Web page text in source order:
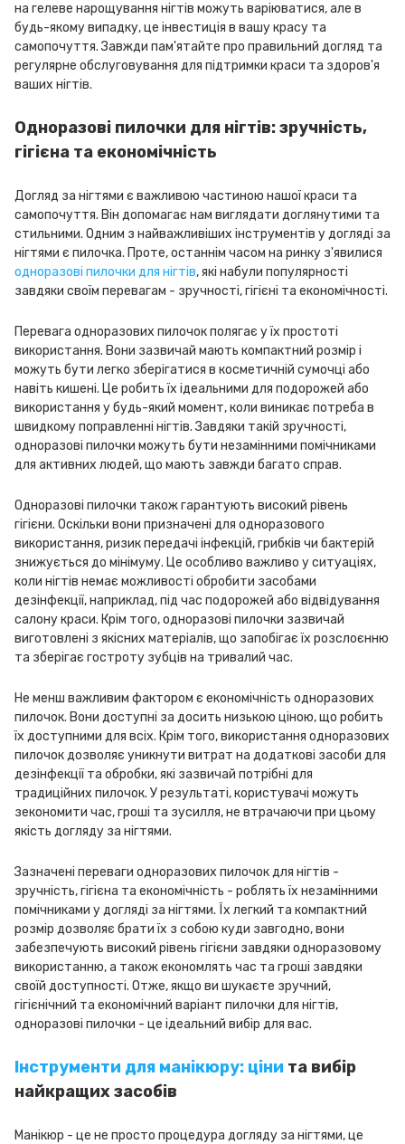
на гелеве нарощування нігтів можуть варіюватися, але в
будь-якому випадку, це інвестиція в вашу красу та
самопочуття. Завжди пам'ятайте про правильний догляд та
регулярне обслуговування для підтримки краси та здоров'я
ваших нігтів.
Одноразові пилочки для нігтів: зручність,
гігієна та економічність
Догляд за нігтями є важливою частиною нашої краси та
самопочуття. Він допомагає нам виглядати доглянутими та
стильними. Одним з найважливіших інструментів у догляді за
нігтями є пилочка. Проте, останнім часом на ринку з'явилися
одноразові пилочки для нігтів, які набули популярності
завдяки своїм перевагам - зручності, гігієні та економічності.
Перевага одноразових пилочок полягає у їх простоті
використання. Вони зазвичай мають компактний розмір і
можуть бути легко зберігатися в косметичній сумочці або
навіть кишені. Це робить їх ідеальними для подорожей або
використання у будь-який момент, коли виникає потреба в
швидкому поправленні нігтів. Завдяки такій зручності,
одноразові пилочки можуть бути незамінними помічниками
для активних людей, що мають завжди багато справ.
Одноразові пилочки також гарантують високий рівень
гігієни. Оскільки вони призначені для одноразового
використання, ризик передачі інфекцій, грибків чи бактерій
знижується до мінімуму. Це особливо важливо у ситуаціях,
коли нігтів немає можливості обробити засобами
дезінфекції, наприклад, під час подорожей або відвідування
салону краси. Крім того, одноразові пилочки зазвичай
виготовлені з якісних матеріалів, що запобігає їх розслоєнню
та зберігає гостроту зубців на тривалий час.
Не менш важливим фактором є економічність одноразових
пилочок. Вони доступні за досить низькою ціною, що робить
їх доступними для всіх. Крім того, використання одноразових
пилочок дозволяє уникнути витрат на додаткові засоби для
дезінфекції та обробки, які зазвичай потрібні для
традиційних пилочок. У результаті, користувачі можуть
зекономити час, гроші та зусилля, не втрачаючи при цьому
якість догляду за нігтями.
Зазначені переваги одноразових пилочок для нігтів -
зручність, гігієна та економічність - роблять їх незамінними
помічниками у догляді за нігтями. Їх легкий та компактний
розмір дозволяє брати їх з собою куди завгодно, вони
забезпечують високий рівень гігієни завдяки одноразовому
використанню, а також економлять час та гроші завдяки
своїй доступності. Отже, якщо ви шукаєте зручний,
гігієнічний та економічний варіант пилочки для нігтів,
одноразові пилочки - це ідеальний вибір для вас.
Інструменти для манікюру: ціни та вибір
найкращих засобів
Манікюр - це не просто процедура догляду за нігтями, це